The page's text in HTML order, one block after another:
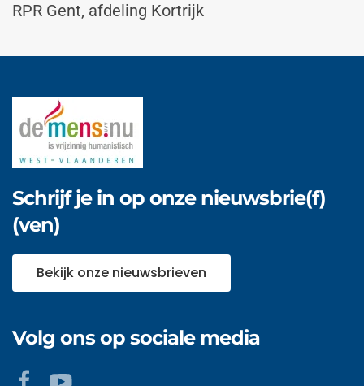
RPR Gent, afdeling Kortrijk
Schrijf je in op onze nieuwsbrie(f)
(ven)
Bekijk onze nieuwsbrieven
Volg ons op sociale media